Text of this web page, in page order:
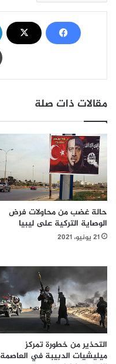
مقالات ذات صلة
حالة غضب من محاولات فرض
الوصاية التركية على ليبيا
21 يونيو، 2021
التحذير من خطورة تمركز
ميليشيات الدبيبة في العاصمة